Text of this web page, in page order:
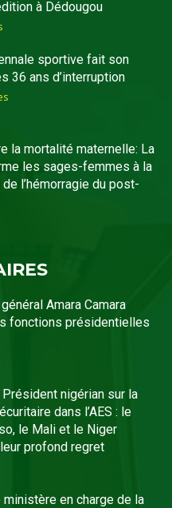
à Dédougou
sportive fait son
36 ans d’interruption
la mortalité maternelle: La
les sages-femmes à la
l’hémorragie du post-
Amara Camara
fonctions présidentielles
nigérian sur la
dans l’AES : le
le Mali et le Niger
profond regret
ministère en charge de la